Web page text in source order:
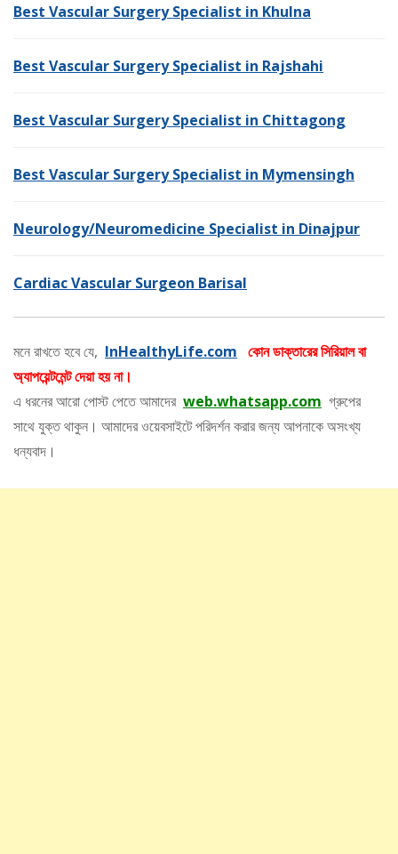
Best Vascular Surgery Specialist in Khulna
Best Vascular Surgery Specialist in Rajshahi
Best Vascular Surgery Specialist in Chittagong
Best Vascular Surgery Specialist in Mymensingh
Neurology/Neuromedicine Specialist in Dinajpur
Cardiac Vascular Surgeon Barisal
মনে রাখতে হবে যে, InHealthyLife.com কোন ডাক্তারের সিরিয়াল বা
অ্যাপয়েন্টমেন্ট দেয়া হয় না।
এ ধরনের আরো পোস্ট পেতে আমাদের web.whatsapp.com গ্রুপের
সাথে যুক্ত থাকুন। আমাদের ওয়েবসাইটে পরিদর্শন করার জন্য আপনাকে অসংখ্য
ধন্যবাদ।